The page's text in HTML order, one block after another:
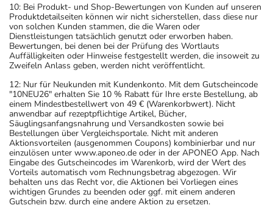
Überdosierung?
Es kann zu einer Vielzahl von
Überdosierungserscheinungen kommen, unter anderem
zu Blutdruckabfall, Pulserniedrigung sowie zu
Kreislaufversagen. Setzen Sie sich bei dem Verdacht auf
eine Überdosierung umgehend mit einem Arzt in
Verbindung.
Einnahme vergessen?
Setzen Sie die Einnahme zum nächsten vorgeschriebenen
Zeitpunkt ganz normal (also nicht mit der doppelten
Menge) fort.
Generell gilt: Achten Sie vor allem bei Säuglingen,
10: Bei Produkt- und Shop-Bewertungen von Kunden auf unseren
Produktdetailseiten können wir nicht sicherstellen, dass diese nur
von solchen Kunden stammen, die die Waren oder
Dienstleistungen tatsächlich genutzt oder erworben haben.
Bewertungen, bei denen bei der Prüfung des Wortlauts
Auffälligkeiten oder Hinweise festgestellt werden, die insoweit zu
Zweifeln Anlass geben, werden nicht veröffentlicht.
12: Nur für Neukunden mit Kundenkonto. Mit dem Gutscheincode
"10NEU26" erhalten Sie 10 % Rabatt für Ihre erste Bestellung, ab
einem Mindestbestellwert von 49 € (Warenkorbwert). Nicht
anwendbar auf rezeptpflichtige Artikel, Bücher,
Säuglingsanfangsnahrung und Versandkosten sowie bei
Bestellungen über Vergleichsportale. Nicht mit anderen
Aktionsvorteilen (ausgenommen Coupons) kombinierbar und nur
einzulösen unter www.aponeo.de oder in der APONEO App. Nach
Eingabe des Gutscheincodes im Warenkorb, wird der Wert des
Vorteils automatisch vom Rechnungsbetrag abgezogen. Wir
behalten uns das Recht vor, die Aktionen bei Vorliegen eines
wichtigen Grundes zu beenden oder ggf. mit einem anderen
Gutschein bzw. durch eine andere Aktion zu ersetzen.